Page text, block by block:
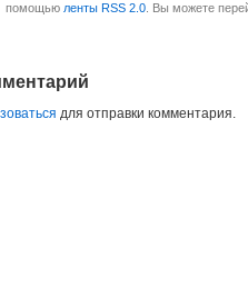
помощью ленты RSS 2.0 . Вы можете
для отправки комментария.